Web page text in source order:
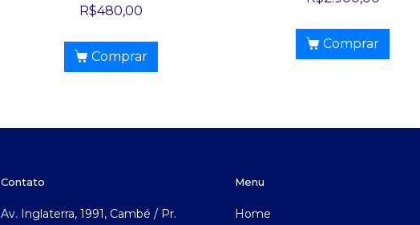
R$480,00
Comprar
Comprar
Contato
Av. Inglaterra, 1991, Cambé / Pr.
Menu
Home